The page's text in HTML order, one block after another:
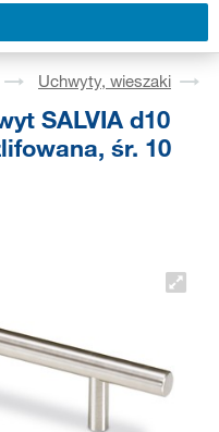
Uchwyty, wieszaki
SALVIA d10
śr. 10